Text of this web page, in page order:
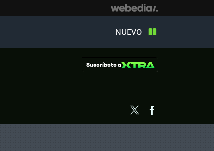
NUEVO
Suscríbete a
Twitter